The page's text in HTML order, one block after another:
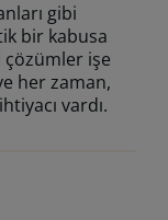
gibi
bir kabusa
çözümler işe
her zaman,
vardı.